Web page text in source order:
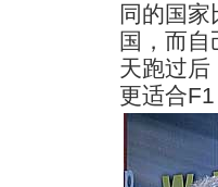
同的国
国，而
天跑过后
更适合